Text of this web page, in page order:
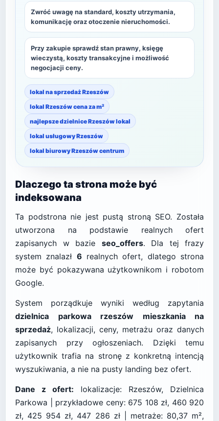
Zwróć uwagę na standard, koszty utrzymania,
komunikację oraz otoczenie nieruchomości.
Przy zakupie sprawdź stan prawny, księgę
wieczystą, koszty transakcyjne i możliwość
negocjacji ceny.
lokal na sprzedaż Rzeszów
lokal Rzeszów cena za m²
najlepsze dzielnice Rzeszów lokal
lokal usługowy Rzeszów
lokal biurowy Rzeszów centrum
Dlaczego ta strona może być
indeksowana
Ta podstrona nie jest pustą stroną SEO. Została
utworzona na podstawie realnych ofert
zapisanych w bazie seo_offers. Dla tej frazy
system znalazł 6 realnych ofert, dlatego strona
może być pokazywana użytkownikom i robotom
Google.
System porządkuje wyniki według zapytania
dzielnica parkowa rzeszów mieszkania na
sprzedaż, lokalizacji, ceny, metrażu oraz danych
zapisanych przy ogłoszeniach. Dzięki temu
użytkownik trafia na stronę z konkretną intencją
wyszukiwania, a nie na pusty landing bez ofert.
Dane z ofert: lokalizacje: Rzeszów, Dzielnica
Parkowa | przykładowe ceny: 675 108 zł, 460 920
zł, 425 954 zł, 447 286 zł | metraże: 80,37 m²,